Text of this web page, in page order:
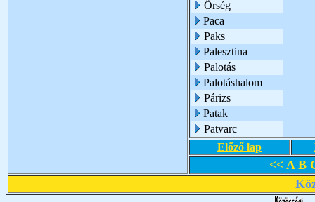
Őrség
Paca
Paks
Palesztina
Palotás
Palotáshalom
Párizs
Patak
Patvarc
Előző lap
<< A B